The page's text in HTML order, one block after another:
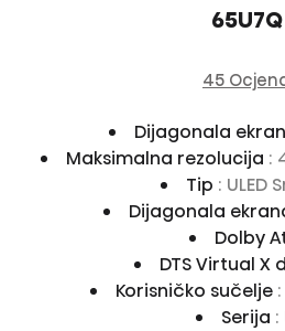
65U7Q
45
Dijagonala
Maksimalna rezolucija :
Tip : ULED
Dijagonala
Dolby
DTS Virtual X
Korisničko sučelje
Serija :